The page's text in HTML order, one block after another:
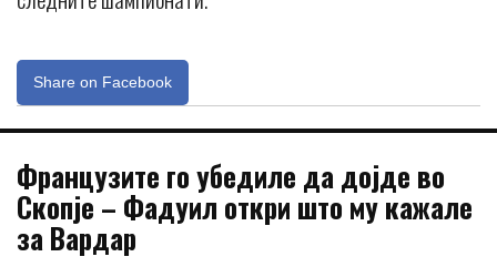
Share on Facebook
Французите го убедиле да дојде во
Скопје – Фадуил откри што му кажале
за Вардар